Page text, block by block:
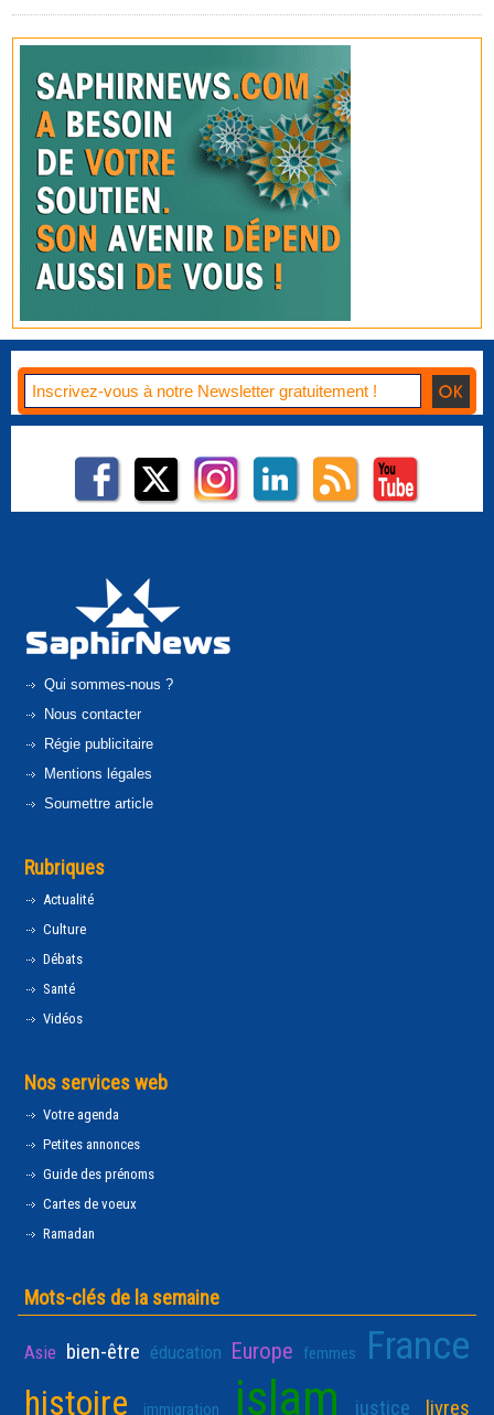
Qui sommes-nous ?
Nous contacter
Régie publicitaire
Mentions légales
Soumettre article
Rubriques
Actualité
Culture
Débats
Santé
Vidéos
Nos services web
Votre agenda
Petites annonces
Guide des prénoms
Cartes de voeux
Ramadan
Mots-clés de la semaine
Asie bien-être éducation Europe femmes France
histoire immigration islam justice livres